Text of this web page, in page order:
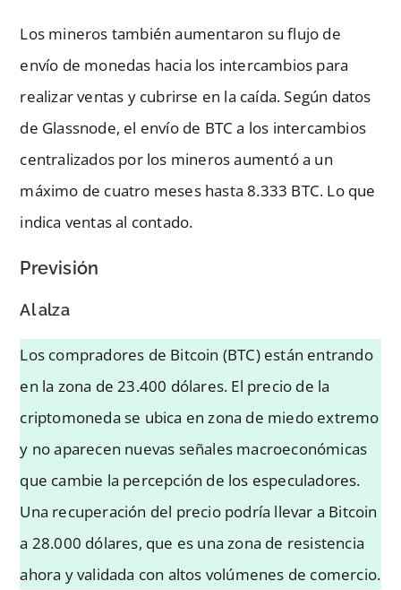
Los mineros también aumentaron su flujo de
envío de monedas hacia los intercambios para
realizar ventas y cubrirse en la caída. Según datos
de Glassnode, el envío de BTC a los intercambios
centralizados por los mineros aumentó a un
máximo de cuatro meses hasta 8.333 BTC. Lo que
indica ventas al contado.
Previsión
Al alza
Los compradores de Bitcoin (BTC) están entrando
en la zona de 23.400 dólares. El precio de la
criptomoneda se ubica en zona de miedo extremo
y no aparecen nuevas señales macroeconómicas
que cambie la percepción de los especuladores.
Una recuperación del precio podría llevar a Bitcoin
a 28.000 dólares, que es una zona de resistencia
ahora y validada con altos volúmenes de comercio.